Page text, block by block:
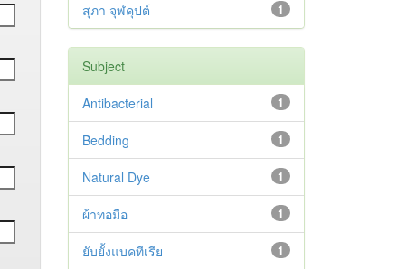
1
สุภา จุฬคุปต์
Subject
1
Antibacterial
1
Bedding
1
Natural Dye
1
ผ้าทอมือ
1
ยับยั้งแบคทีเรีย